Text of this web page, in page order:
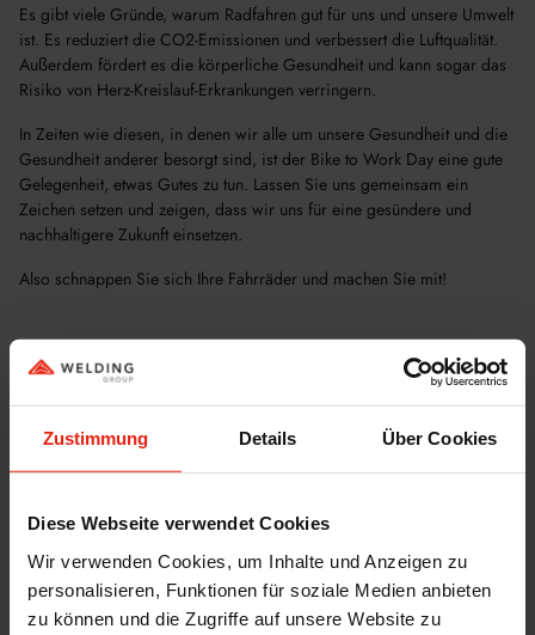
Zustimmung Details Über Cookies
Diese Webseite verwendet Cookies
Wir verwenden Cookies, um Inhalte und Anzeigen zu
personalisieren, Funktionen für soziale Medien anbieten
zu können und die Zugriffe auf unsere Website zu
Es gibt viele Gründe, warum Radfahren gut für uns und unsere Umwelt
ist. Es reduziert die CO2-Emissionen und verbessert die Luftqualität.
Außerdem fördert es die körperliche Gesundheit und kann sogar das
Risiko von Herz-Kreislauf-Erkrankungen verringern.
In Zeiten wie diesen, in denen wir alle um unsere Gesundheit und die
Gesundheit anderer besorgt sind, ist der Bike to Work Day eine gute
Gelegenheit, etwas Gutes zu tun. Lassen Sie uns gemeinsam ein
Zeichen setzen und zeigen, dass wir uns für eine gesündere und
nachhaltigere Zukunft einsetzen.
Also schnappen Sie sich Ihre Fahrräder und machen Sie mit!